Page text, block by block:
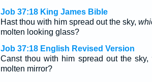
Job 37:18 King James Bible
Hast thou with him spread out the sky,
molten looking glass?
Job 37:18 English Revised Version
Canst thou with him spread out the
molten mirror?